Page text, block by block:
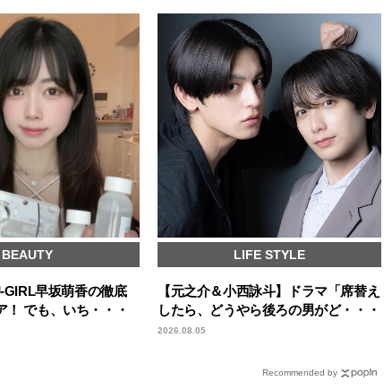
BEAUTY
GIRL早坂萌香の徹底
！ でも、いち・・・
LIFE STYLE
【元之介＆小西詠斗】ドラマ「席替え
したら、どうやら後ろの男がど・・・
2026.08.05
Recommended by